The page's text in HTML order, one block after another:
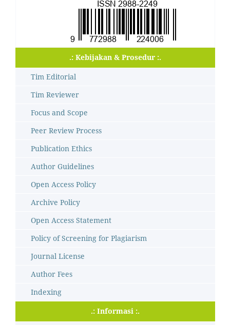
.: Kebijakan & Prosedur :.
Tim Editorial
Tim Reviewer
Focus and Scope
Peer Review Process
Publication Ethics
Author Guidelines
Open Access Policy
Archive Policy
Open Access Statement
Policy of Screening for Plagiarism
Journal License
Author Fees
Indexing
.: Informasi :.